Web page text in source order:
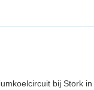
bij Stork